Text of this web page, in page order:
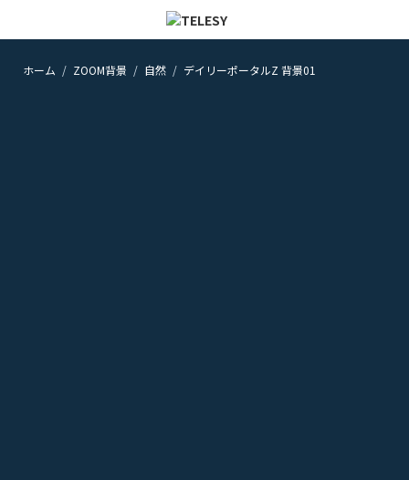
ホーム
ホーム ZOOM背景 自然 デイリーポータルZ 背景01